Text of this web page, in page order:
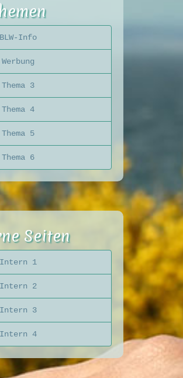
BLW-Info
Werbung
Thema 3
Thema 4
Thema 5
Thema 6
Seiten
Intern 1
Intern 2
Intern 3
Intern 4